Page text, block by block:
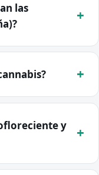
las
y